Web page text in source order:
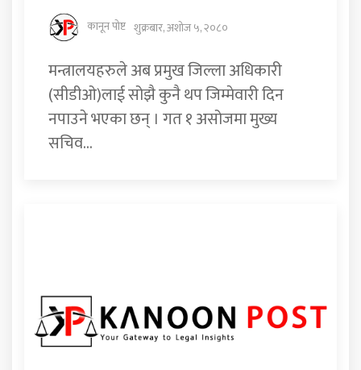
कानून पोष्ट शुक्रबार, अशोज ५, २०८०
मन्त्रालयहरुले अब प्रमुख जिल्ला अधिकारी
(सीडीओ)लाई सोझै कुनै थप जिम्मेवारी दिन
नपाउने भएका छन् । गत १ असोजमा मुख्य
सचिव...